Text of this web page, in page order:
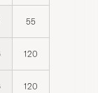
55
120
120